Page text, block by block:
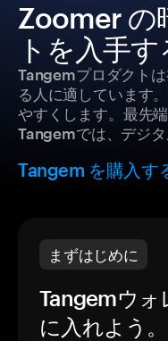
Zoomer の
トを入手
Tangemプロダクト
る人に適しています
やすくします。最先
Tangemでは、デジタ
Tangem を購入す
まずはじめに
Tangemウォ
に入れよう。